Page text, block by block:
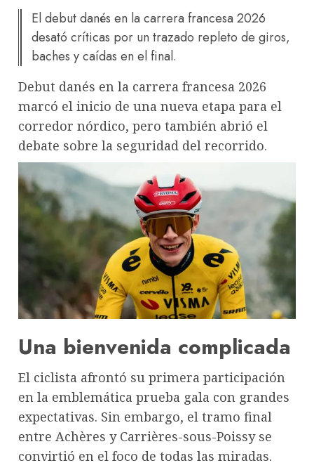
El debut danés en la carrera francesa 2026
desató críticas por un trazado repleto de giros,
baches y caídas en el final.
Debut danés en la carrera francesa 2026
marcó el inicio de una nueva etapa para el
corredor nórdico, pero también abrió el
debate sobre la seguridad del recorrido.
Una bienvenida complicada
El ciclista afrontó su primera participación
en la emblemática prueba gala con grandes
expectativas. Sin embargo, el tramo final
entre Achères y Carrières-sous-Poissy se
convirtió en el foco de todas las miradas.